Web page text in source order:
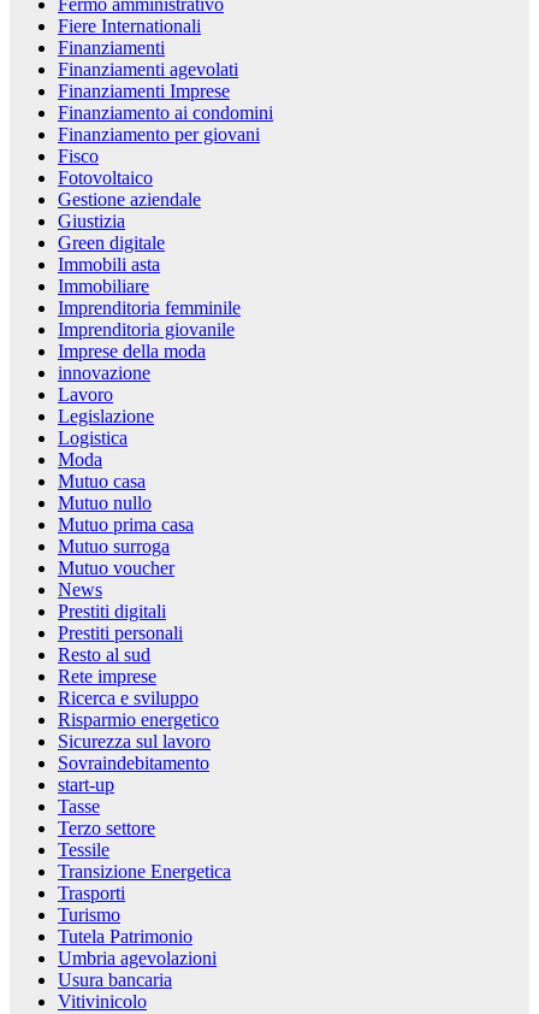
Fermo amministrativo
Fiere Internationali
Finanziamenti
Finanziamenti agevolati
Finanziamenti Imprese
Finanziamento ai condomini
Finanziamento per giovani
Fisco
Fotovoltaico
Gestione aziendale
Giustizia
Green digitale
Immobili asta
Immobiliare
Imprenditoria femminile
Imprenditoria giovanile
Imprese della moda
innovazione
Lavoro
Legislazione
Logistica
Moda
Mutuo casa
Mutuo nullo
Mutuo prima casa
Mutuo surroga
Mutuo voucher
News
Prestiti digitali
Prestiti personali
Resto al sud
Rete imprese
Ricerca e sviluppo
Risparmio energetico
Sicurezza sul lavoro
Sovraindebitamento
start-up
Tasse
Terzo settore
Tessile
Transizione Energetica
Trasporti
Turismo
Tutela Patrimonio
Umbria agevolazioni
Usura bancaria
Vitivinicolo